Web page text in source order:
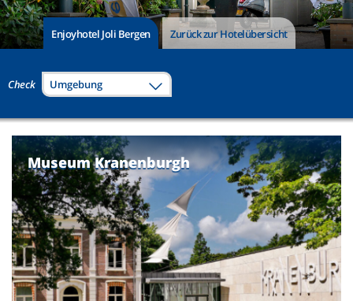
Enjoyhotel Joli Bergen Zurück zur Hotelübersicht
Check Umgebung
Museum Kranenburgh